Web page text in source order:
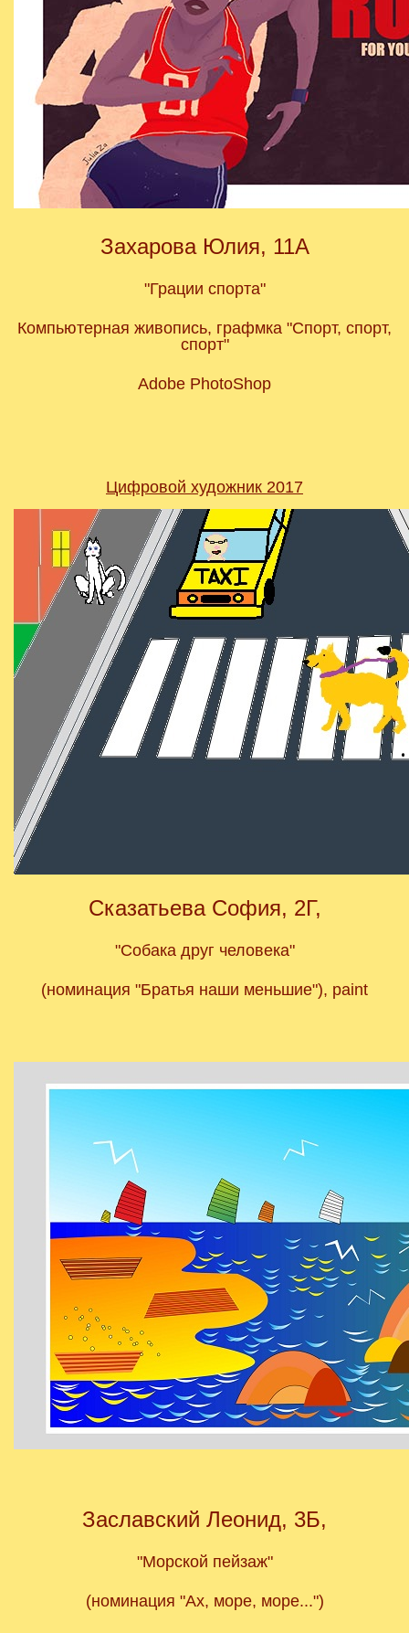
Захарова Юлия, 11А
"Грации спорта"
Компьютерная живопись, графмка "Спорт, спорт,
спорт"
Adobe PhotoShop
Цифровой художник 2017
Сказатьева София, 2Г,
"Собака друг человека"
(номинация "Братья наши меньшие"), paint
Заславский Леонид, 3Б,
"Морской пейзаж"
(номинация "Ах, море, море...")